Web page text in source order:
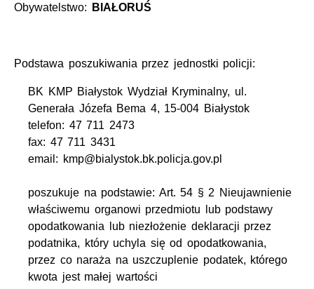
Obywatelstwo: BIAŁORUŚ
Podstawa poszukiwania przez jednostki policji:
BK KMP Białystok Wydział Kryminalny, ul.
Generała Józefa Bema 4, 15-004 Białystok
telefon: 47 711 2473
fax: 47 711 3431
email: kmp@bialystok.bk.policja.gov.pl
poszukuje na podstawie: Art. 54 § 2 Nieujawnienie
właściwemu organowi przedmiotu lub podstawy
opodatkowania lub niezłożenie deklaracji przez
podatnika, który uchyla się od opodatkowania,
przez co naraża na uszczuplenie podatek, którego
kwota jest małej wartości